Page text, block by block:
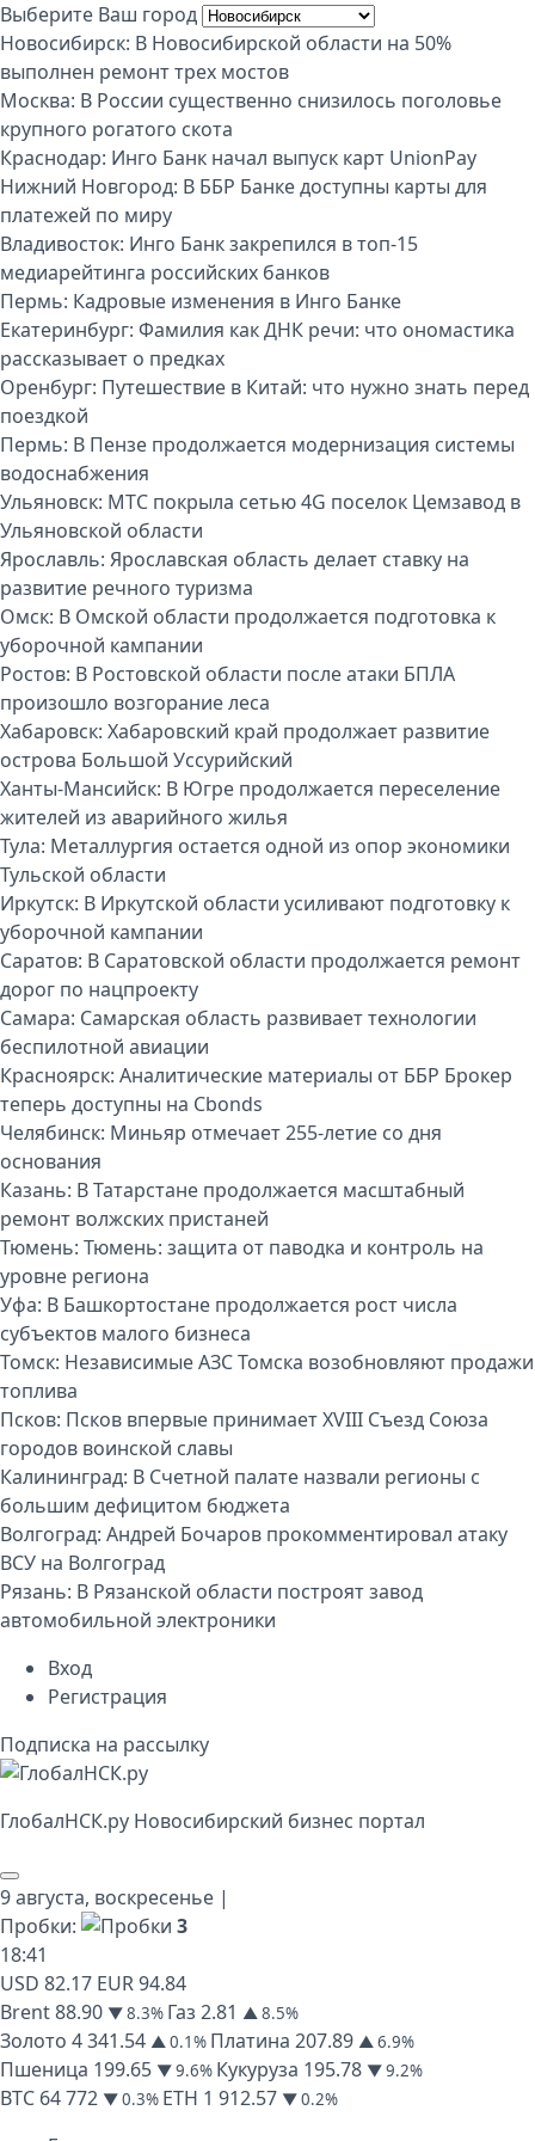
Выберите Ваш город
Новосибирск: В Новосибирской области на 50%
выполнен ремонт трех мостов
Москва: В России существенно снизилось поголовье
крупного рогатого скота
Краснодар: Инго Банк начал выпуск карт UnionPay
Нижний Новгород: В ББР Банке доступны карты для
платежей по миру
Владивосток: Инго Банк закрепился в топ-15
медиарейтинга российских банков
Пермь: Кадровые изменения в Инго Банке
Екатеринбург: Фамилия как ДНК речи: что ономастика
рассказывает о предках
Оренбург: Путешествие в Китай: что нужно знать перед
поездкой
Пермь: В Пензе продолжается модернизация системы
водоснабжения
Ульяновск: МТС покрыла сетью 4G поселок Цемзавод в
Ульяновской области
Ярославль: Ярославская область делает ставку на
развитие речного туризма
Омск: В Омской области продолжается подготовка к
уборочной кампании
Ростов: В Ростовской области после атаки БПЛА
произошло возгорание леса
Хабаровск: Хабаровский край продолжает развитие
острова Большой Уссурийский
Ханты-Мансийск: В Югре продолжается переселение
жителей из аварийного жилья
Тула: Металлургия остается одной из опор экономики
Тульской области
Иркутск: В Иркутской области усиливают подготовку к
уборочной кампании
Саратов: В Саратовской области продолжается ремонт
дорог по нацпроекту
Самара: Самарская область развивает технологии
беспилотной авиации
Красноярск: Аналитические материалы от ББР Брокер
теперь доступны на Cbonds
Челябинск: Миньяр отмечает 255-летие со дня
основания
Казань: В Татарстане продолжается масштабный
ремонт волжских пристаней
Тюмень: Тюмень: защита от паводка и контроль на
уровне региона
Уфа: В Башкортостане продолжается рост числа
субъектов малого бизнеса
Томск: Независимые АЗС Томска возобновляют продажи
топлива
Псков: Псков впервые принимает XVIII Съезд Союза
городов воинской славы
Калининград: В Счетной палате назвали регионы с
большим дефицитом бюджета
Волгоград: Андрей Бочаров прокомментировал атаку
ВСУ на Волгоград
Рязань: В Рязанской области построят завод
автомобильной электроники
Вход
Регистрация
Подписка на рассылку
ГлобалНСК.py Новосибирский бизнес портал
9 августа, воскресенье |
Пробки:
3
18:41
USD 82.17 EUR94.84
Brent88.90 ▼ 8.3% Газ 2.81 ▲ 8.5%
Золото 4 341.54 ▲ 0.1% Платина 207.89 ▲ 6.9%
Пшеница 199.65 ▼ 9.6% Кукуруза 195.78 ▼ 9.2%
BTC 64 772 ▼ 0.3% ETH 1 912.57 ▼ 0.2%